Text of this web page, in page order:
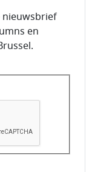
nieuwsbrief
en
dat u een mens